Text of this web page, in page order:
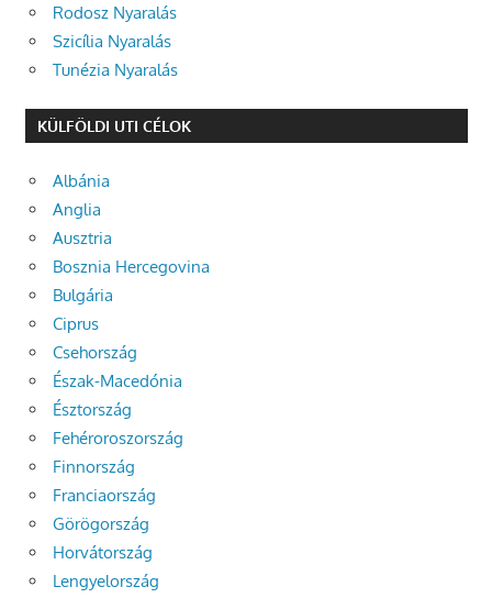
Rodosz Nyaralás
Szicília Nyaralás
Tunézia Nyaralás
KÜLFÖLDI UTI CÉLOK
Albánia
Anglia
Ausztria
Bosznia Hercegovina
Bulgária
Ciprus
Csehország
Észak-Macedónia
Észtország
Fehéroroszország
Finnország
Franciaország
Görögország
Horvátország
Lengyelország